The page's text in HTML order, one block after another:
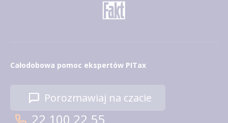
Całodobowa pomoc ekspertów PITax
Porozmawiaj na czacie
22 100 22 55